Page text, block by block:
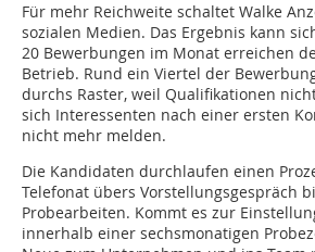
Für mehr Reichweite schaltet Walke
sozialen Medien. Das Ergebnis kann
20 Bewerbungen im Monat erreichen
Betrieb. Rund ein Viertel der
durchs Raster, weil Qualifikationen
sich Interessenten nach einer ersten
nicht mehr melden.
Die Kandidaten durchlaufen einen
Telefonat übers Vorstellungsgespräch
Probearbeiten. Kommt es zur
innerhalb einer sechsmonatigen